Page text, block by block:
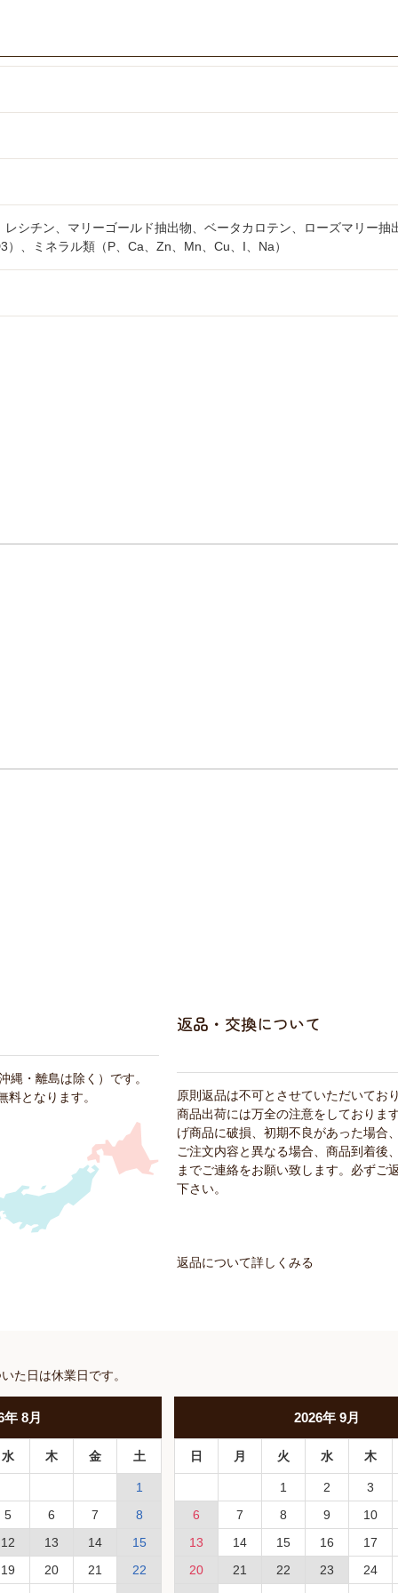
シチン、マリーゴールド抽出物、ベータカロテン、ローズマリー抽
、ミネラル類（P、Ca、Zn、Mn、Cu、I、Na）
縄・離島は除く）です。
となります。
返品・交換について
原則返品は不可とさせていただいてお
商品出荷には万全の注意をしておりま
げ商品に破損、初期不良があった場合
ご注文内容と異なる場合、商品到着後
までご連絡をお願い致します。必ずご
下さい。
返品について詳しくみる
た日は休業日です。
年 8月
水 木 金 土
1
5
6 7
8
12
13 14
15
19
20 21
22
2026年9月
日 月 火 水 木
1 2
3
6
7 8 9
10
13
14 15 16
17
20
21 22 23
24